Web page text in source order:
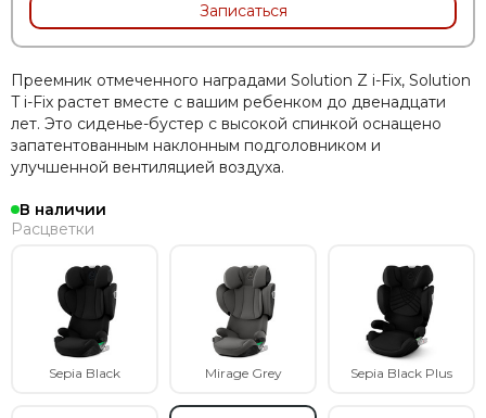
Записаться
Преемник отмеченного наградами Solution Z i-Fix, Solution
T i-Fix растет вместе с вашим ребенком до двенадцати
лет. Это сиденье-бустер с высокой спинкой оснащено
запатентованным наклонным подголовником и
улучшенной вентиляцией воздуха.
В наличии
Расцветки
Sepia Black Mirage Grey Sepia Black Plus